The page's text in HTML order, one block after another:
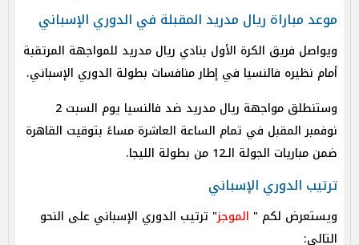
موعد مباراة ريال مدريد المقبلة في الدوري الإسباني
ويواصل فريق الكرة الأول بنادي ريال مدريد للمواجهة المرتقبة
أمام نظيره فالنسيا في إطار منافسات بطولة الدوري الإسباني.
وستنطلق مواجهة ريال مدريد ضد فالنسيا يوم السبت 2
نوفمبر المقبل في تمام الساعة العاشرة مساءً بتوقيت القاهرة
ضمن مباريات الجولة الـ12 من بطولة الليجا.
ترتيب الدوري الإسباني
ويستعرض لكم " الموجز" ترتيب الدوري الإسباني على النحو
التالي: